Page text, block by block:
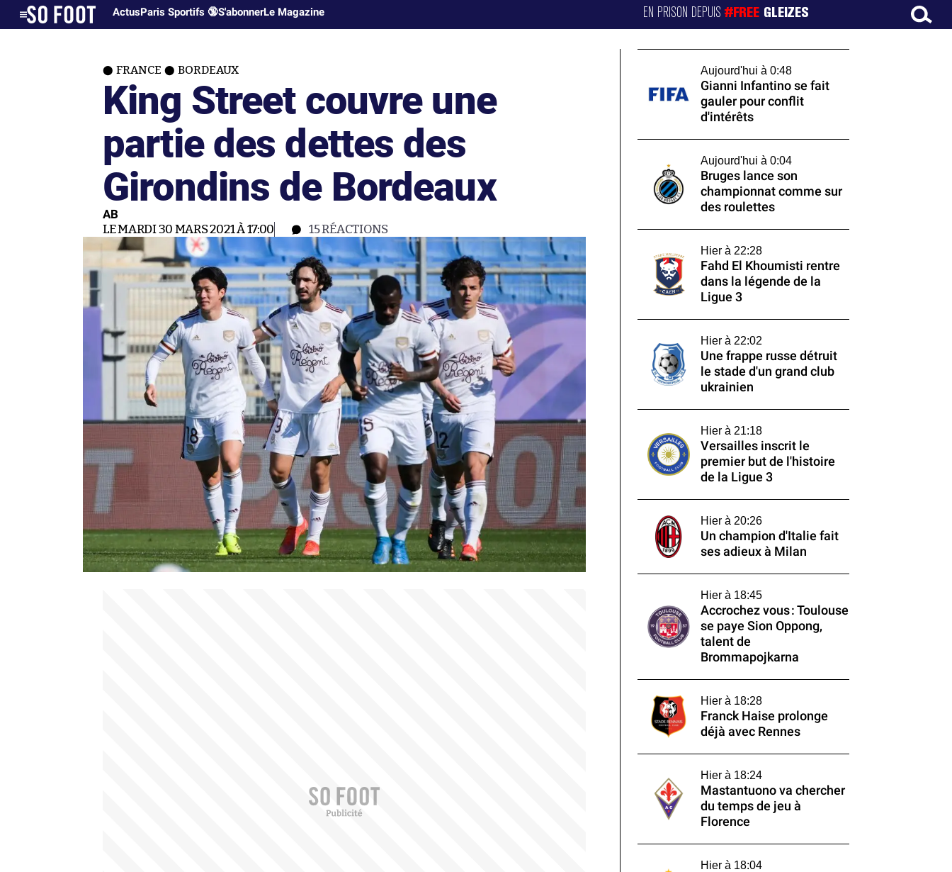
ActusParis Sportifs 🔞S'abonnerLe Magazine EN PRISON DEPUIS#FREE GLEIZES
FRANCE BORDEAUX
King Street couvre une
partie des dettes des
Girondins de Bordeaux
AB
LE MARDI 30 MARS 2021 À 17:00 15RÉACTIONS
Aujourd'hui à 0:48
Gianni Infantino se fait
gauler pour conflit
d'intérêts
Aujourd'hui à 0:04
Bruges lance son
championnat comme sur
des roulettes
Hier à 22:28
Fahd El Khoumisti rentre
dans la légende de la
Ligue 3
Hier à 22:02
Une frappe russe détruit
le stade d'un grand club
ukrainien
Hier à 21:18
Versailles inscrit le
premier but de l'histoire
de la Ligue 3
Hier à 20:26
Un champion d'Italie fait
ses adieux à Milan
Hier à 18:45
Accrochez vous : Toulouse
se paye Sion Oppong,
talent de
Brommapojkarna
Hier à 18:28
Franck Haise prolonge
déjà avec Rennes
Hier à 18:24
Mastantuono va chercher
du temps de jeu à
Florence
Hier à 18:04